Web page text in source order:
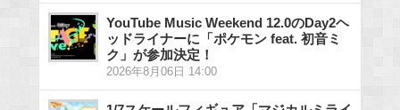
YouTube Music Weekend 12.0のDay2ヘ
ッドライナーに「ポケモン feat. 初音ミ
ク」が参加決定！
2026年8月06日 14:00